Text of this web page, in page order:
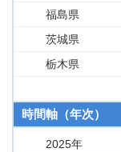
福島県
茨城県
栃木県
時間軸（年次）
2025年